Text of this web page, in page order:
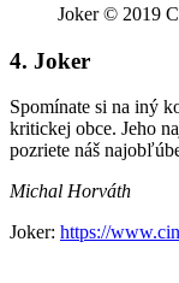
Joker © 2019
4. Joker
Spomínate si na iný
kritickej obce. Jeho
pozriete náš
Michal Horváth
Joker: https://